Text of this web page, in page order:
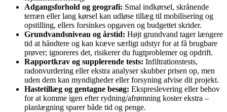
Adgangsforhold og geografi: Smal indkørsel, skrånende
terræn eller lang kørsel kan udløse tillæg til mobilisering og
opstilling, ellers forsinkes opgaven og budgettet skrider.
Grundvandsniveau og årstid: Højt grundvand tager længere
tid at håndtere og kan kræve særligt udstyr for at få brugbare
prøver; ignoreres det, risikerer du fugtproblemer og opdrift.
Rapportkrav og supplerende tests: Infiltrationstests,
radonvurdering eller ekstra analyser skubber prisen op, men
uden dem kan myndigheder eller forsyning afvise dit projekt.
Hastetillæg og gentagne besøg: Ekspreslevering eller behov
for at komme igen efter rydning/afrømning koster ekstra –
planlægning sparer både tid og penge.